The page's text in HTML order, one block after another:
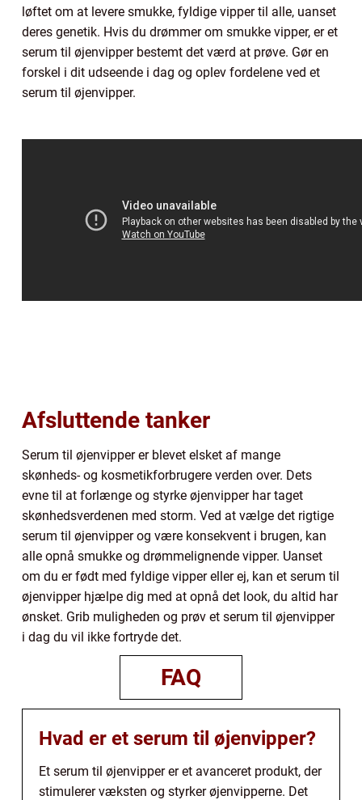
løftet om at levere smukke, fyldige vipper til alle, uanset
deres genetik. Hvis du drømmer om smukke vipper, er et
serum til øjenvipper bestemt det værd at prøve. Gør en
forskel i dit udseende i dag og oplev fordelene ved et
serum til øjenvipper.
Afsluttende tanker
Serum til øjenvipper er blevet elsket af mange
skønheds- og kosmetikforbrugere verden over. Dets
evne til at forlænge og styrke øjenvipper har taget
skønhedsverdenen med storm. Ved at vælge det rigtige
serum til øjenvipper og være konsekvent i brugen, kan
alle opnå smukke og drømmelignende vipper. Uanset
om du er født med fyldige vipper eller ej, kan et serum til
øjenvipper hjælpe dig med at opnå det look, du altid har
ønsket. Grib muligheden og prøv et serum til øjenvipper
i dag du vil ikke fortryde det.
FAQ
Hvad er et serum til øjenvipper?
Et serum til øjenvipper er et avanceret produkt, der
stimulerer væksten og styrker øjenvipperne. Det